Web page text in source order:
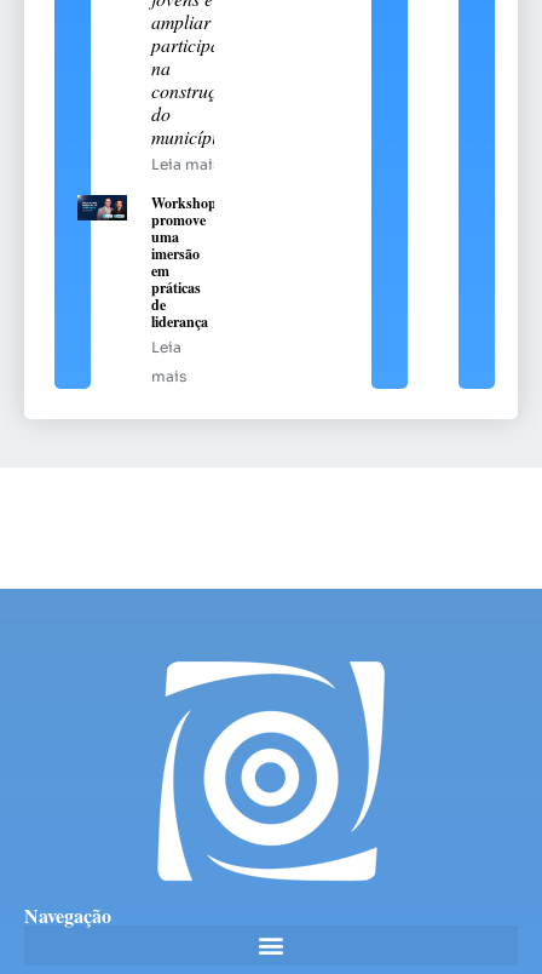
ampliar sua
participação
na
construção
do
município
Leia mais
Workshop
promove
uma
imersão
em
práticas
de
liderança
Leia
mais
Navegação